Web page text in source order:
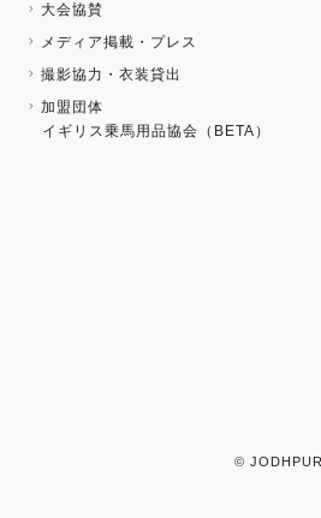
大会協賛
メディア掲載・プレス
撮影協力・衣装貸出
加盟団体
イギリス乗馬用品協会（BETA）
©